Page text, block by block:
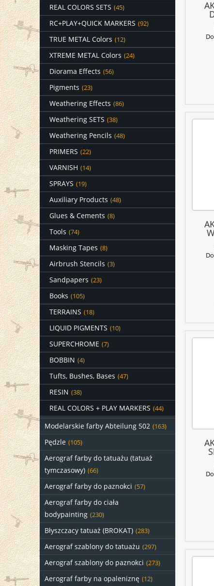
REAL COLORS SETS (45)
RC+PLAY+QUICK MARKERS (92)
TRUE METAL Colors (12)
XTREME METAL Colors (24)
Diorama Effects (56)
Pigments (23)
Weathering Effects (86)
Weathering SETS (38)
Weathering Pencils (48)
PRIMERS (22)
VARNISH (14)
SPRAYS (19)
Auxiliary Products (48)
Glues & Cements (8)
Tools (74)
Masking Tapes (8)
Airbrush Stencils (3)
Sandpapers (23)
Books (105)
TERRAINS (18)
LIQUID PIGMENTS (10)
SUPERCHROME (7)
BOBBIN (4)
Tufts, Bushes, Bases (47)
RESIN (38)
REAL COLORS + PLAY MARKERS (44)
Modelarskie farby Abteilung 502 (163)
Pędzle (105)
Aerograf farby do tatuażu (tatuaż
tymczasowy) (66)
Aerograf farby do paznokci (57)
Aerograf farby do ciała
bodypainting (230)
Błyszczacy tatuaż (BROKAT) (283)
Aerograf szablony do tatuażu (297)
Aerograf szablony do paznokci (273)
Aerograf farby na opaleniznę (12)